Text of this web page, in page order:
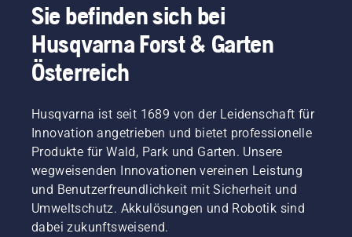
Ist dies
überhaupt
möglich?
Um eine
Antwort
zu
finden,
haben
wir mit
einem
der
besten
Fachleute
Sie befinden sich bei
Husqvarna Forst & Garten
Österreich
Husqvarna ist seit 1689 von der Leidenschaft für
Innovation angetrieben und bietet professionelle
Produkte für Wald, Park und Garten. Unsere
wegweisenden Innovationen vereinen Leistung
und Benutzerfreundlichkeit mit Sicherheit und
Umweltschutz. Akkulösungen und Robotik sind
dabei zukunftsweisend.